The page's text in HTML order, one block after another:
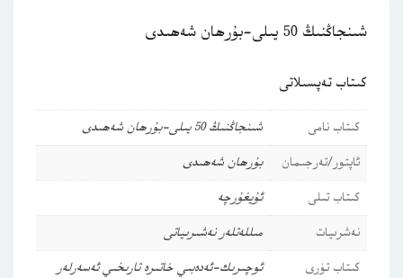
شىنجاڭنىڭ 50 يىلى-بۇرھان شەھىدى
كىتاب تەپسىلاتى
كىتاب نامى
شىنجاڭنىڭ 50 يىلى-بۇرھان شەھىدى
ئاپتور/تەرجىمان
بۇرھان شەھىدى
كىتاب تىلى
ئۇيغۇرچە
نەشرىيات
مىللەتلەر نەشىرىياتى
كىتاب تۈرى
ئوچىرىك-ئەدەبىي خاتىرە تارىخىي ئەسەرلەر